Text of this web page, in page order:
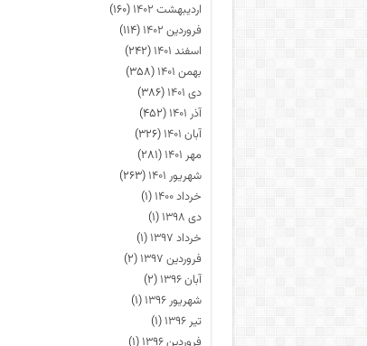
اردیبهشت ۱۴۰۲
(۱۶۰)
فروردین ۱۴۰۲
(۱۱۴)
اسفند ۱۴۰۱
(۲۴۲)
بهمن ۱۴۰۱
(۳۵۸)
دی ۱۴۰۱
(۳۸۶)
آذر ۱۴۰۱
(۴۵۲)
آبان ۱۴۰۱
(۳۲۶)
مهر ۱۴۰۱
(۲۸۱)
شهریور ۱۴۰۱
(۲۶۳)
خرداد ۱۴۰۰
(۱)
دی ۱۳۹۸
(۱)
خرداد ۱۳۹۷
(۱)
فروردین ۱۳۹۷
(۲)
آبان ۱۳۹۶
(۲)
شهریور ۱۳۹۶
(۱)
تیر ۱۳۹۶
(۱)
فروردین ۱۳۹۶
(۱)